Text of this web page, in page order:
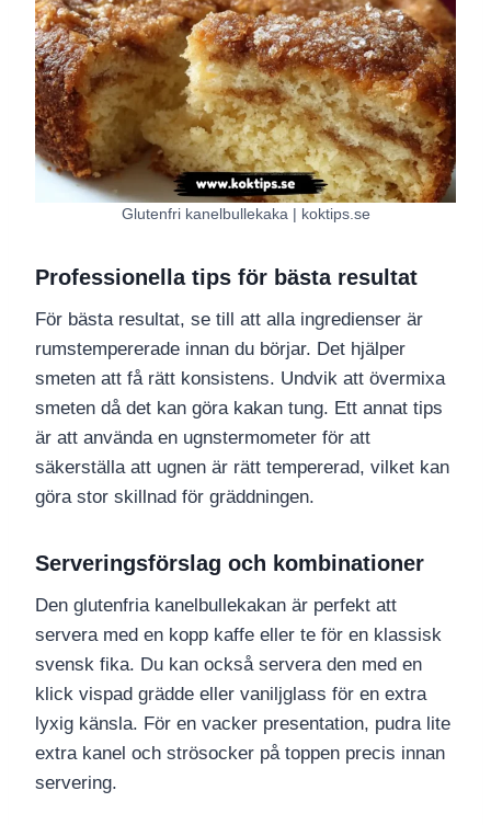
Glutenfri kanelbullekaka | koktips.se
Professionella tips för bästa resultat
För bästa resultat, se till att alla ingredienser är
rumstempererade innan du börjar. Det hjälper
smeten att få rätt konsistens. Undvik att övermixa
smeten då det kan göra kakan tung. Ett annat tips
är att använda en ugnstermometer för att
säkerställa att ugnen är rätt tempererad, vilket kan
göra stor skillnad för gräddningen.
Serveringsförslag och kombinationer
Den glutenfria kanelbullekakan är perfekt att
servera med en kopp kaffe eller te för en klassisk
svensk fika. Du kan också servera den med en
klick vispad grädde eller vaniljglass för en extra
lyxig känsla. För en vacker presentation, pudra lite
extra kanel och strösocker på toppen precis innan
servering.